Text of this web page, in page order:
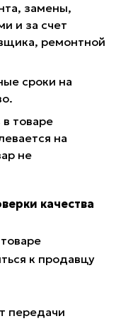
замены,
и за счет
ремонтной
сроки на
товаре
на
не
качества
к продавцу
передачи